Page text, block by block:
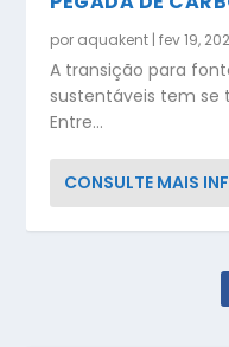
por aquakent |fev 19,
A transição para
sustentáveis tem se
Entre...
CONSULTE MAIS